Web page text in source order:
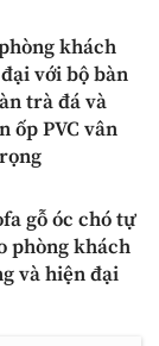
khách
với bộ bàn
trà đá và
ốp PVC vân
gỗ óc chó tự
phòng khách
và hiện đại